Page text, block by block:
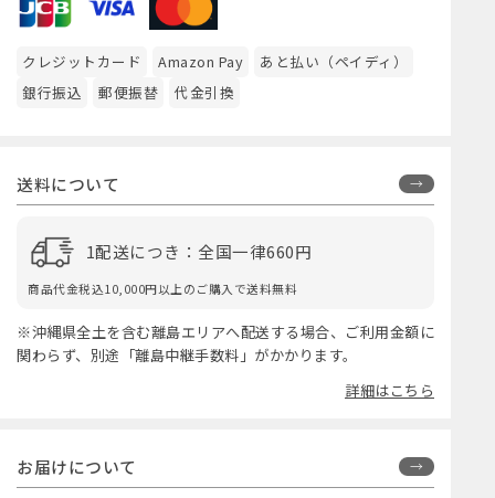
クレジットカード Amazon Pay
あと払い（ペイディ）
銀行振込
郵便振替 代金引換
送料について
1配送につき：全国一律660円
商品代金税込10,000円以上のご購入で送料無料
※沖縄県全土を含む離島エリアへ配送する場合、ご利用金額に
関わらず、別途「離島中継手数料」がかかります。
詳細はこちら
お届けについて